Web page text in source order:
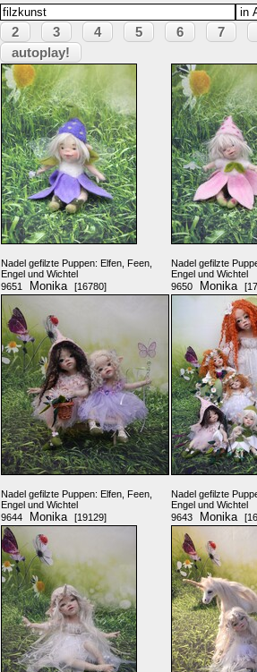
2 3 4 5 6
7
autoplay!
Nadel gefilzte Puppen: Elfen, Feen,
Engel und Wichtel
9651
Monika [16780]
Nadel gefilzte
Engel und Wichtel
9650
Monika
Nadel gefilzte Puppen: Elfen, Feen,
Engel und Wichtel
9644
Monika [19129]
Nadel gefilzte
Engel und Wichtel
9643
Monika